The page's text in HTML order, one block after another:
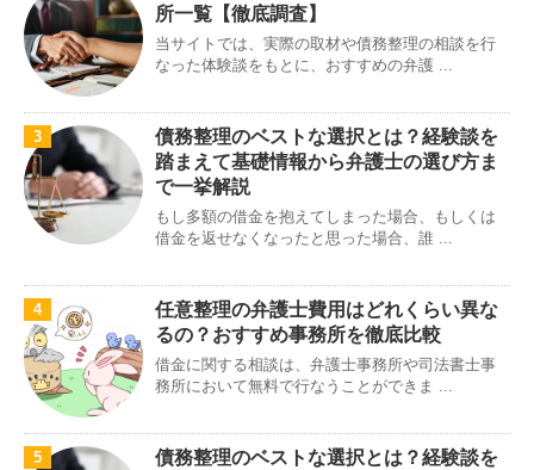
所一覧【徹底調査】
当サイトでは、実際の取材や債務整理の相談を行
なった体験談をもとに、おすすめの弁護 ...
3
債務整理のベストな選択とは？経験談を
踏まえて基礎情報から弁護士の選び方ま
で一挙解説
もし多額の借金を抱えてしまった場合、もしくは
借金を返せなくなったと思った場合、誰 ...
4
任意整理の弁護士費用はどれくらい異な
るの？おすすめ事務所を徹底比較
借金に関する相談は、弁護士事務所や司法書士事
務所において無料で行なうことができま ...
5
債務整理のベストな選択とは？経験談を